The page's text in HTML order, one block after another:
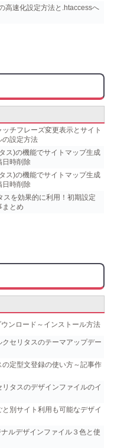
高速化設定方法と.htaccessへ
チフレーズ変更表示とサイト
の設定方法
ス)の機能でサイトマップ生成
日時削除
ス)の機能でサイトマップ生成
日時削除
スを効果的に利用！初期設定
まとめ
ンロード～インストール方法
セリタスのテーマアップデー
定型文登録の使い方～記事作
タスのデザインファイルのイ
別サイト利用も可能なデザイ
ルデザインファイル３色と使